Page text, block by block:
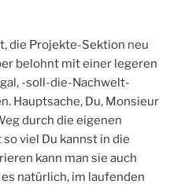
die Projekte-Sektion neu
belohnt mit einer legeren
-soll-die-Nachwelt-
Hauptsache, Du, Monsieur
durch die eigenen
viel Du kannst in die
kann man sie auch
natürlich, im laufenden